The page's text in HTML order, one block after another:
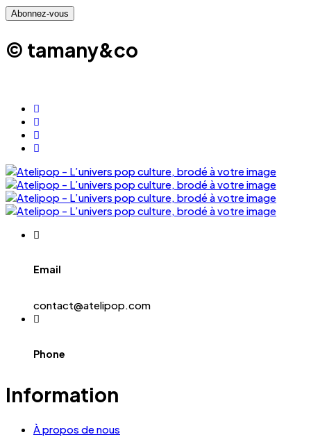
© tamany&co
Email
contact@atelipop.com
Phone
Information
À propos de nous